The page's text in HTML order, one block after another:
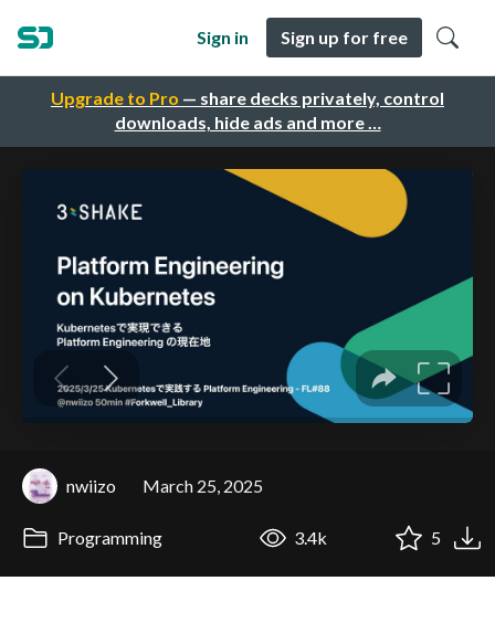
Upgrade to Pro — share decks privately, control
downloads, hide ads and more …
Sign in Sign up for free
nwiizo March 25, 2025
Programming 3.4k 5